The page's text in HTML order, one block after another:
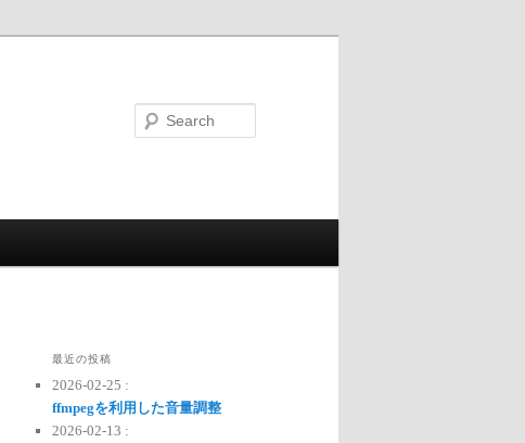
最近の投稿
2026-02-25 :
ffmpegを利用した音量調整
2026-02-13 :